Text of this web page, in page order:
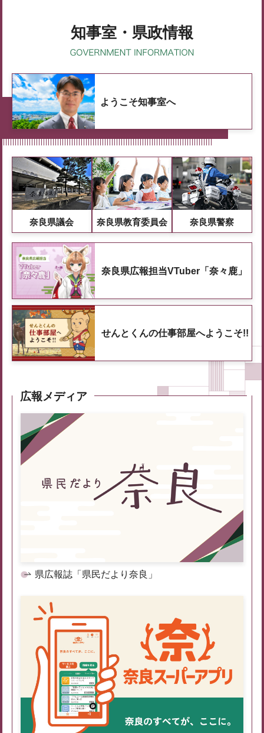
知事室・県政情報
ようこそ知事室へ
奈良県議会 奈良県教育委員会 奈良県警察
奈良県広報担当VTuber「奈々鹿」
せんとくんの仕事部屋へようこそ!!
広報メディア
県広報誌「県民だより奈良」